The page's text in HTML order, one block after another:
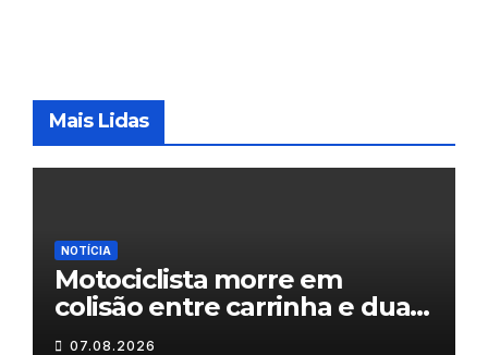
Mais Lidas
NOTÍCIA
Motociclista morre em
colisão entre carrinha e duas
motas em Chaves
07.08.2026